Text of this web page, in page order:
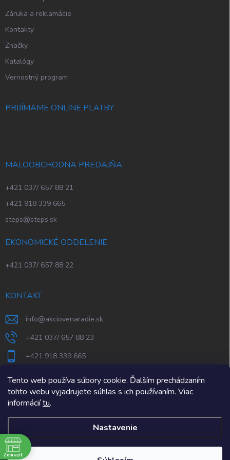
Tento web používa súbory cookie. Ďalším prechádzaním
tohto webu vyjadrujete súhlas s ich používaním. Viac
informáciítu.
Nastavenie
Záruka a reklamácie
Kontakty
Značky
Katalógy
Vernostný program
PRIJÍMAME ONLINE PLATBY
MALOOBCHODNA PREDAJŇA
+421 037/ 657 88 21
+421 918 339 665
steps@steps.sk
EKONOMICKÉ ODDELENIE
+421 037/ 657 88 22
KONTAKT
info@akciovenaradie.sk
+421 037/ 657 88 23
+421 918 339 665
STEPS Nitra
AkcioveNaradie.sk
Zobraziť